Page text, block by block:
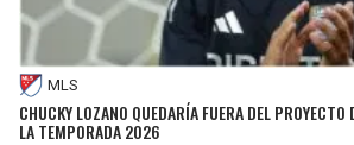
MLS
CHUCKY LOZANO QUEDARÍA FUERA DEL PROYECTO
LA TEMPORADA 2026